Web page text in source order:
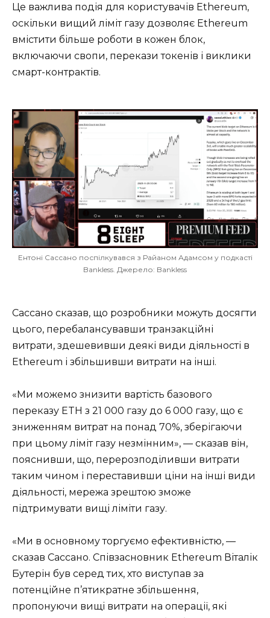
Це важлива подія для користувачів Ethereum,
оскільки вищий ліміт газу дозволяє Ethereum
вмістити більше роботи в кожен блок,
включаючи свопи, перекази токенів і виклики
смарт-контрактів.
Ентоні Сассано поспілкувався з Райаном Адамсом у подкасті
Bankless. Джерело: Bankless
Сассано сказав, що розробники можуть досягти
цього, перебалансувавши транзакційні
витрати, здешевивши деякі види діяльності в
Ethereum і збільшивши витрати на інші.
«Ми можемо знизити вартість базового
переказу ETH з 21 000 газу до 6 000 газу, що є
зниженням витрат на понад 70%, зберігаючи
при цьому ліміт газу незмінним», — сказав він,
пояснивши, що, перерозподіливши витрати
таким чином і переставивши ціни на інші види
діяльності, мережа зрештою зможе
підтримувати вищі ліміти газу.
«Ми в основному торгуємо ефективністю, —
сказав Сассано. Співзасновник Ethereum Віталік
Бутерін був серед тих, хто виступав за
потенційне п’ятикратне збільшення,
пропонуючи вищі витрати на операції, які